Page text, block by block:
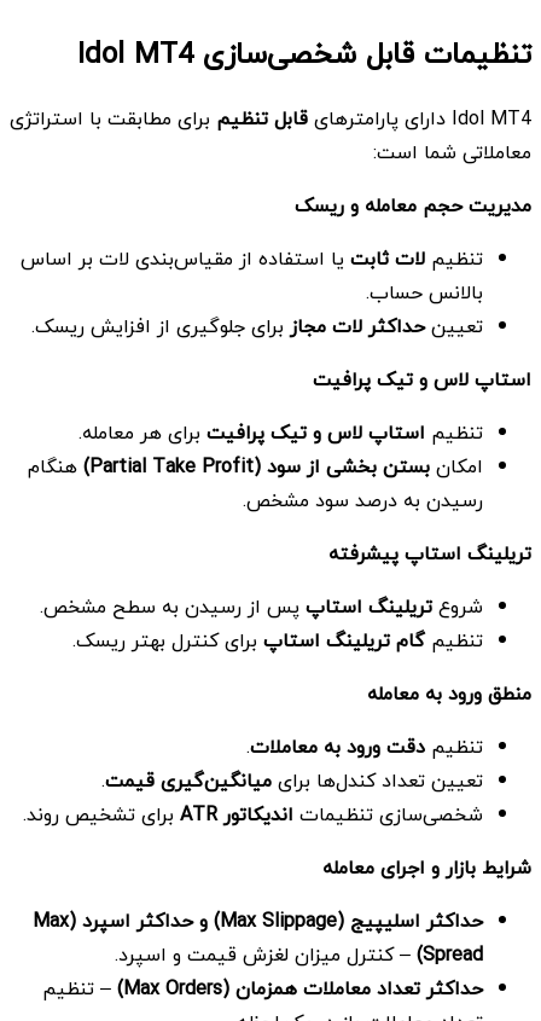
تنظیمات قابل شخصی‌سازیIdol MT4
Idol MT4 دارای پارامترهای قابل تنظیم برای مطابقت با استراتژی
معاملاتی شما است:
مدیریت حجم معامله و ریسک
تنظیم لات ثابت یا استفاده از مقیاس‌بندی لات بر اساس
بالانس حساب.
تعیینحداکثر لات مجازبرای جلوگیری از افزایش ریسک.
استاپ لاس و تیک پرافیت
تنظیم استاپ لاس و تیک پرافیت برای هر معامله.
امکانبستن بخشی از سود(Partial Take Profit)
هنگام
رسیدن به درصد سود مشخص.
تریلینگ استاپ پیشرفته
شروعتریلینگ استاپپس از رسیدن به سطح مشخص.
تنظیمگام تریلینگ استاپ برای کنترل بهتر ریسک.
منطق ورود به معامله
تنظیم دقت ورود به معاملات.
تعیین تعداد کندل‌ها برایمیانگین‌گیری قیمت.
شخصی‌سازی تنظیمات اندیکاتورATR
برای تشخیص روند.
شرایط بازار و اجرای معامله
حداکثر اسلیپیج (Max Slippage) و حداکثر اسپرد (Max
Spread) – کنترل میزان لغزش قیمت و اسپرد.
حداکثر تعداد معاملات همزمان(Max Orders)
– تنظیم